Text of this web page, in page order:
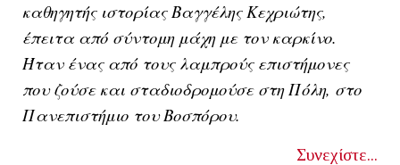
καθηγητής ιστορίας Βαγγέλης Κεχριώτης,
έπειτα από σύντομη μάχη με τον καρκίνο.
Ήταν ένας από τους λαμπρούς επιστήμονες
που ζούσε και σταδιοδρομούσε στη Πόλη, στο
Πανεπιστήμιο του Βοσπόρου.
Συνεχίστε...